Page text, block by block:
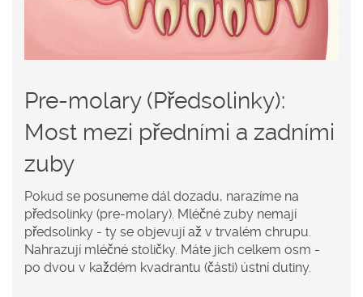
Pre-molary (Předsolinky):
Most mezi předními a zadními
zuby
Pokud se posuneme dál dozadu, narazíme na
předsolinky (pre-molary). Mléčné zuby nemají
předsolinky - ty se objevují až v trvalém chrupu.
Nahrazují mléčné stoličky. Máte jich celkem osm -
po dvou v každém kvadrantu (části) ústní dutiny.